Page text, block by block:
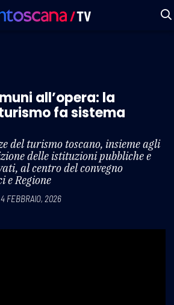
all’opera: la
fa sistema
del turismo toscano, insieme agli
delle istituzioni pubbliche e
al centro del convegno
e Regione
FEBBRAIO, 2026